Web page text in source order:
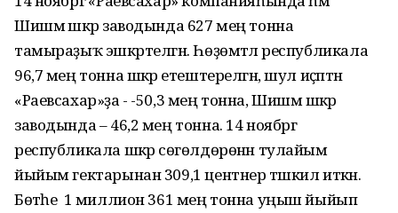
Шишмә шәкәр заводында 627 мең тонна
тамыраҙыҡ эшкәртелгән. Һөҙөмтәлә республикала
96,7 мең тонна шәкәр етештерелгән, шул иҫәптән
«Раевсахар»ҙа - -50,3 мең тонна, Шишмә шәкәр
заводында – 46,2 мең тонна. 14 ноябргә
республикала шәкәр сөгөлдөрөнән тулайым
йыйым гектарынан 309,1 центнер тәшкил иткән.
Бөтәһе 1 миллион 361 мең тонна уңыш йыйып